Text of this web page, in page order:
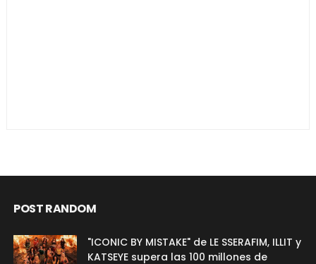
POST RANDOM
"ICONIC BY MISTAKE" de LE SSERAFIM, ILLIT y
KATSEYE supera las 100 millones de